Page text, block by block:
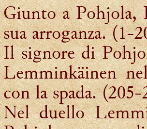
Giunto a Pohjola,
sua arroganza. (1-
Il signore di
Lemminkäinen
con la spada. (205-
Nel duello